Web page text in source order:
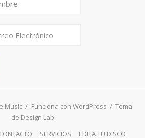
Music / Funciona con WordPress / Tema
de Design Lab
CONTACTO SERVICIOS EDITA TU DISCO